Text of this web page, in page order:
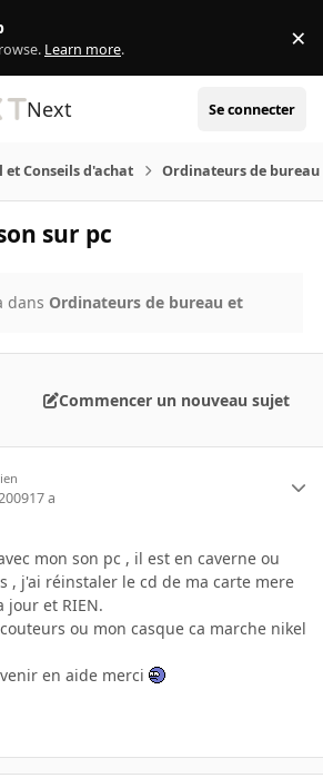
Learn more. ×
Next Se connecter
et Conseils d'achat Ordinateurs de bureau
sur pc
dans Ordinateurs de bureau et
Commencer un nouveau sujet
17 a
mon son pc , il est en caverne ou
, j'ai réinstaler le cd de ma carte mere
jour et RIEN.
ou mon casque ca marche nikel
en aide merci